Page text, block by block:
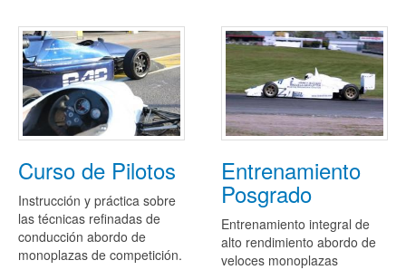
Curso de Pilotos
Instrucción y práctica sobre
las técnicas refinadas de
conducción abordo de
monoplazas de competición.
Entrenamiento
Posgrado
Entrenamiento integral de
alto rendimiento abordo de
veloces monoplazas